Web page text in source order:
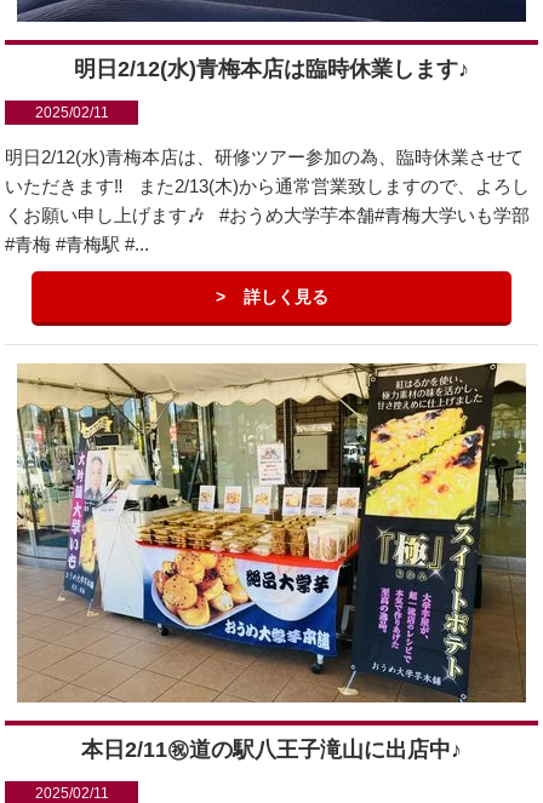
明日2/12(水)青梅本店は臨時休業します♪
2025/02/11
明日2/12(水)青梅本店は、研修ツアー参加の為、臨時休業させて
いただきます‼️ また2/13(木)から通常営業致しますので、よろし
くお願い申し上げます🎶 #おうめ大学芋本舗#青梅大学いも学部
#青梅 #青梅駅 #...
詳しく見る
本日2/11㊗︎道の駅八王子滝山に出店中♪
2025/02/11